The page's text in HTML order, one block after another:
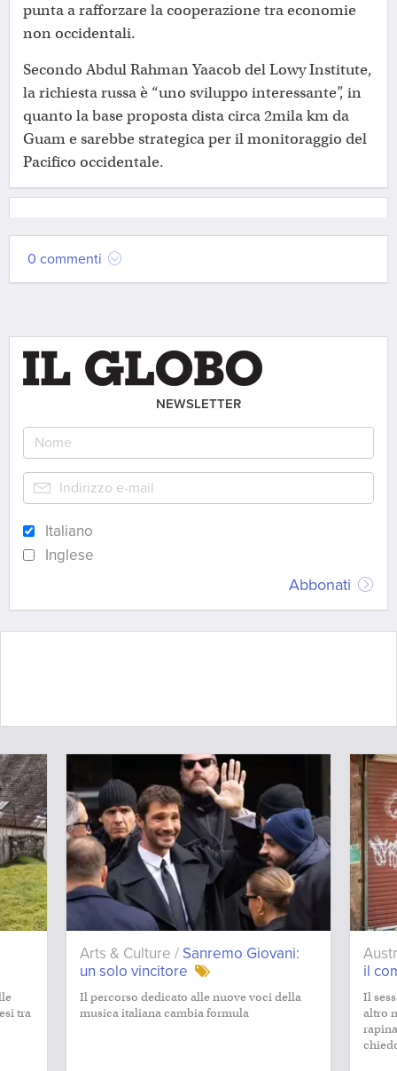
punta a rafforzare la cooperazione tra economie
non occidentali.
Secondo Abdul Rahman Yaacob del Lowy Institute,
la richiesta russa è “uno sviluppo interessante”, in
quanto la base proposta dista circa 2mila km da
Guam e sarebbe strategica per il monitoraggio del
Pacifico occidentale.
0 commenti
NEWSLETTER
Italiano
Inglese
Abbonati
tra
Arts & Culture / Sanremo Giovani:
un solo vincitore
Il percorso dedicato alle nuove voci della
musica italiana cambia formula
il
Il
altro